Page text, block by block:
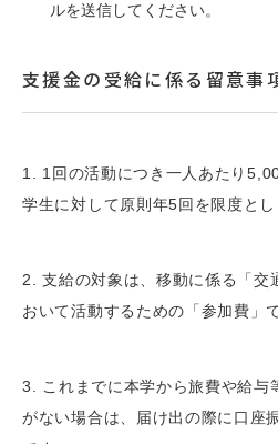
ルを送信してください。
支援金の受給に係る留意事
1. 1回の活動につき一人あたり
学生に対して原則年5回を限度とし
2. 支給の対象は、移動に係る「交
おいて活動するための「参加費」
3. これまでに本学から旅費や給与
がない場合は、届け出の際に口座